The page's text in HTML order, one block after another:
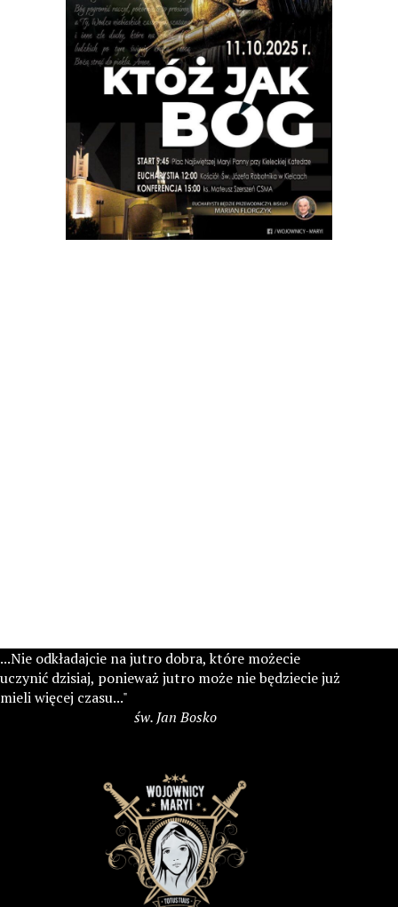
...Nie odkładajcie na jutro dobra, które możecie
uczynić dzisiaj, ponieważ jutro może nie będziecie już
mieli więcej czasu..."
św. Jan Bosko